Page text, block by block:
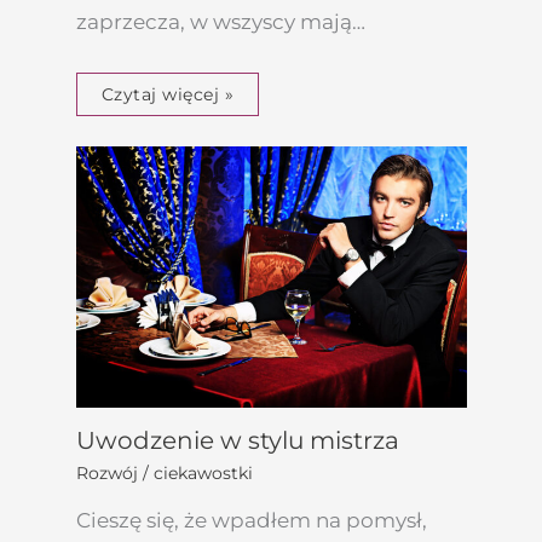
zaprzecza, w wszyscy mają…
Czytaj więcej »
Uwodzenie w stylu mistrza
Rozwój / ciekawostki
Cieszę się, że wpadłem na pomysł,